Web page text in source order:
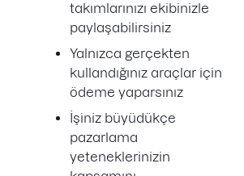
takımlarınızı ekibinizle
paylaşabilirsiniz
Yalnızca gerçekten
kullandığınız araçlar için
ödeme yaparsınız
İşiniz büyüdükçe
pazarlama
yeteneklerinizin